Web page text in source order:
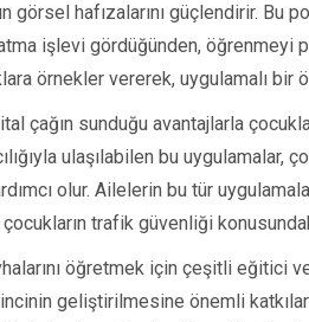
görsel hafızalarını güçlendirir. Bu
işlevi gördüğünden, öğrenmeyi
örnekler vererek, uygulamalı bir
çağın sunduğu avantajlarla
ulaşılabilen bu
olur. Ailelerin bu tür
trafik güvenliği
öğretmek için çeşitli eğitici ve
geliştirilmesine önemli